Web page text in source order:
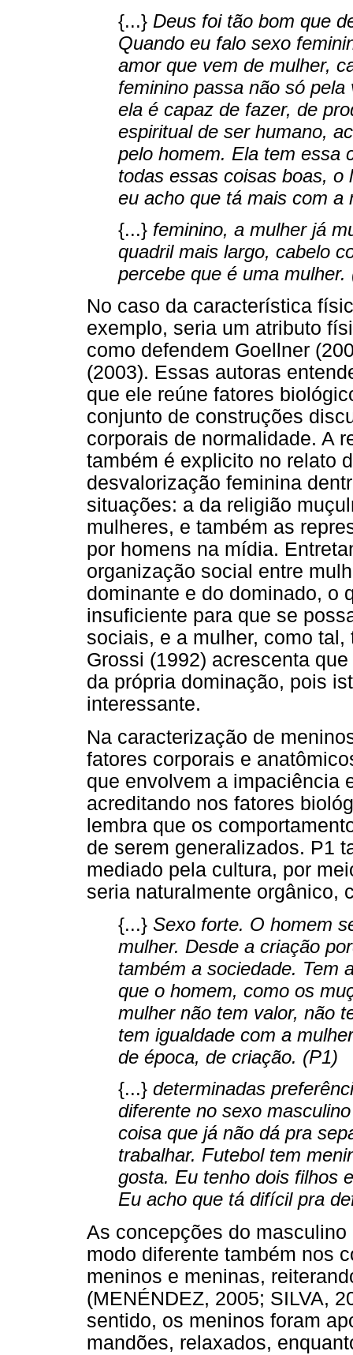
{...} Deus foi tão bom que
Quando eu falo sexo
amor que vem de mulher,
feminino passa não só
ela é capaz de fazer, de
espiritual de ser humano,
pelo homem. Ela tem essa
todas essas coisas boas, o
eu acho que tá mais com a
{...} feminino, a mulher já
quadril mais largo, cabelo
percebe que é uma mulher.
No caso da característica
exemplo, seria um atributo
como defendem Goellner
(2003). Essas autoras
que ele reúne fatores
conjunto de construções
corporais de normalidade. A
também é explicito no relato
desvalorização feminina
situações: a da religião
mulheres, e também as
por homens na mídia.
organização social entre
dominante e do dominado, o
insuficiente para que se
sociais, e a mulher, como
Grossi (1992) acrescenta
da própria dominação, pois
interessante.
Na caracterização de
fatores corporais e
que envolvem a impaciência
acreditando nos fatores
lembra que os
de serem generalizados. P1
mediado pela cultura, por
seria naturalmente orgânico,
{...} Sexo forte. O homem
mulher. Desde a criação
também a sociedade. Tem
que o homem, como os
mulher não tem valor, não
tem igualdade com a
de época, de criação. (P1)
{...} determinadas
diferente no sexo
coisa que já não dá pra
trabalhar. Futebol tem
gosta. Eu tenho dois filhos
Eu acho que tá difícil pra
As concepções do
modo diferente também nos
meninos e meninas,
(MENÉNDEZ, 2005; SILVA,
sentido, os meninos foram
mandões, relaxados,